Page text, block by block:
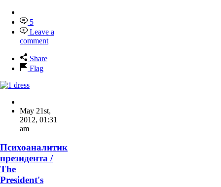
5
Leave a
comment
Share
Flag
May 21st,
2012, 01:31
am
Психоаналитик
президента /
The
President's